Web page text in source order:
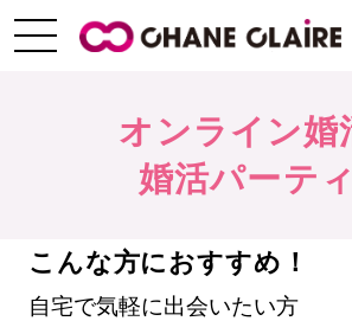
オンライン婚
婚活パーテ
こんな方におすすめ！
自宅で気軽に出会いたい方